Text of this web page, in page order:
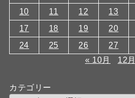
10
11 12 13
17
18 19 20
24
25 26 27
« 10月
12
カテゴリー